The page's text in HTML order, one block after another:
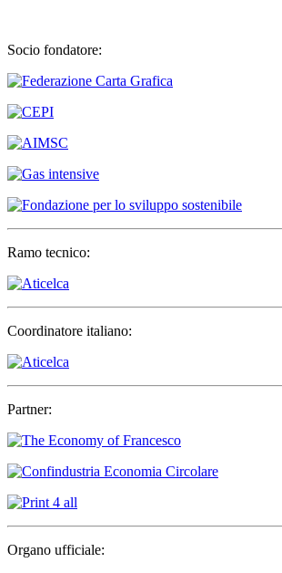
Socio fondatore:
Ramo tecnico:
Coordinatore italiano:
Partner:
Organo ufficiale: